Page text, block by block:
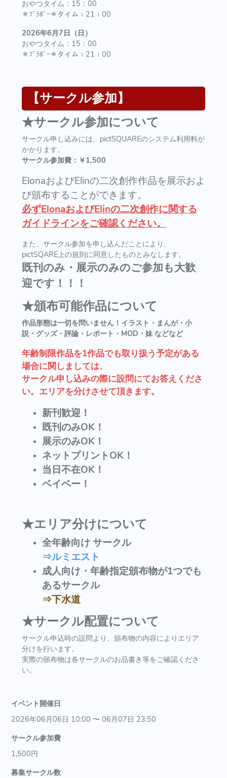
おやつタイム：15：00
＊ﾌﾞﾗﾎﾞｰ＊タイム：21：00
2026年6月7日（日）
おやつタイム：15：00
＊ﾌﾞﾗﾎﾞｰ＊タイム：21：00
【サークル参加】
★サークル参加について
サークル申し込みには、pictSQUAREのシステム利用料が
かかります。
サークル参加費：￥1,500
ElonaおよびElinの二次創作作品を展示およ
び頒布することができます。
必ずElonaおよびElinの二次創作に関する
ガイドラインをご確認ください。
また、サークル参加を申し込んだことにより、
pictSQARE上の規則に同意したものとみなします。
既刊のみ・展示のみのご参加も大歓
迎です！！！
★頒布可能作品について
作品形態は一切を問いません！イラスト・まんが・小
説・グッズ・評論・レポート・MOD・妹 などなど
年齢制限作品を1作品でも取り扱う予定がある
場合に関しましては、
サークル申し込みの際に設問にてお答えくださ
い。エリアを分けさせて頂きます。
新刊歓迎！
既刊のみOK！
展示のみOK！
ネットプリントOK！
当日不在OK！
ベイベー！
★エリア分けについて
全年齢向け サークル
⇒ルミエスト
成人向け・年齢指定頒布物が1つでも
あるサークル
⇒下水道
★サークル配置について
サークル申込時の設問より、頒布物の内容によりエリア
分けを行います。
実際の頒布物は各サークルのお品書き等をご確認くださ
い。
イベント開催日
2026年06月06日 10:00 〜 06月07日 23:50
サークル参加費
1,500円
募集サークル数